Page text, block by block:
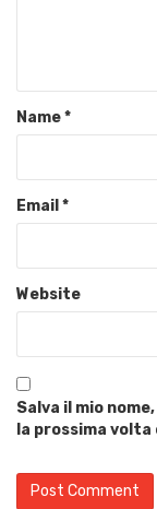
Name*
Email *
Website
Salva il mio
la prossima